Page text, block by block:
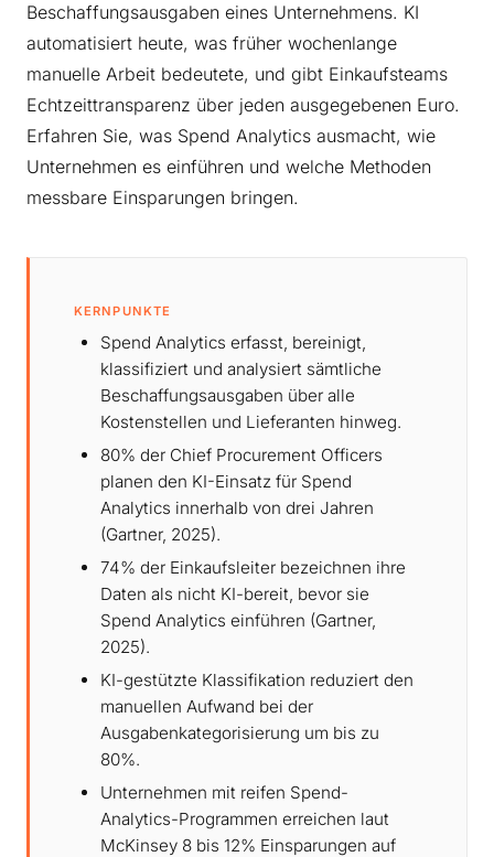
Beschaffungsausgaben eines Unternehmens. KI
automatisiert heute, was früher wochenlange
manuelle Arbeit bedeutete, und gibt Einkaufsteams
Echtzeittransparenz über jeden ausgegebenen Euro.
Erfahren Sie, was Spend Analytics ausmacht, wie
Unternehmen es einführen und welche Methoden
messbare Einsparungen bringen.
KERNPUNKTE
Spend Analytics erfasst, bereinigt,
klassifiziert und analysiert sämtliche
Beschaffungsausgaben über alle
Kostenstellen und Lieferanten hinweg.
80% der Chief Procurement Officers
planen den KI-Einsatz für Spend
Analytics innerhalb von drei Jahren
(Gartner, 2025).
74% der Einkaufsleiter bezeichnen ihre
Daten als nicht KI-bereit, bevor sie
Spend Analytics einführen (Gartner,
2025).
KI-gestützte Klassifikation reduziert den
manuellen Aufwand bei der
Ausgabenkategorisierung um bis zu
80%.
Unternehmen mit reifen Spend-
Analytics-Programmen erreichen laut
McKinsey 8 bis 12% Einsparungen auf